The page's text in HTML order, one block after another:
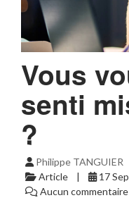
Vous
senti
?
Philippe TANGUIER
Article
17
Aucun commentaire